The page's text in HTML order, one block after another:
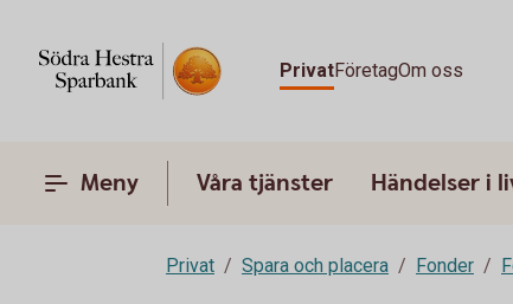
PrivatFöretagOm oss
Meny Våra tjänster Händelser i
Privat Spara och placera Fonder